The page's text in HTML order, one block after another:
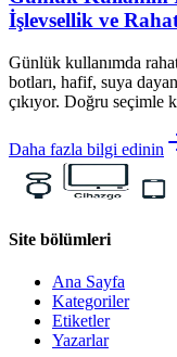
İşlevsellik ve
Günlük kullanımda
botları, hafif, suya
çıkıyor. Doğru seçimle
Daha fazla bilgi edinin
Site bölümleri
Ana Sayfa
Kategoriler
Etiketler
Yazarlar